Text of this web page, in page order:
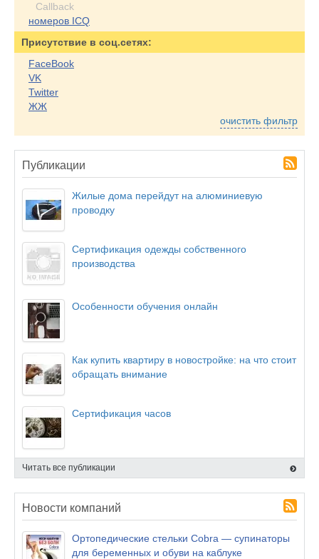
Callback
номеров ICQ
Присутствие в соц.сетях:
FaceBook
VK
Twitter
ЖЖ
очистить фильтр
Публикации
Жилые дома перейдут на алюминиевую
проводку
Сертификация одежды собственного
производства
Особенности обучения онлайн
Как купить квартиру в новостройке: на что стоит
обращать внимание
Сертификация часов
Читать все публикации
Новости компаний
Ортопедические стельки Cobra — супинаторы
для беременных и обуви на каблуке